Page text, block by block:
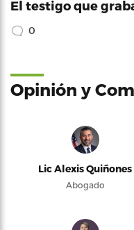
El testigo que
0
Opinión y
Lic Alexis Quiñones
Abogado